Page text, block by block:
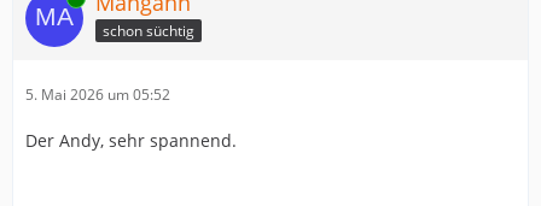
schon süchtig
5. Mai 2026 um 05:52
Der Andy, sehr spannend.